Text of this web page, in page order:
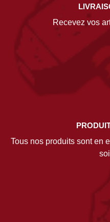
Recevez vos
Tous nos produits sont en